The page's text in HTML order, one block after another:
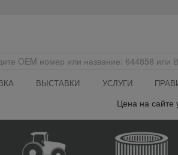
ВЫСТАВКИ УСЛУГИ
Цена на сайте